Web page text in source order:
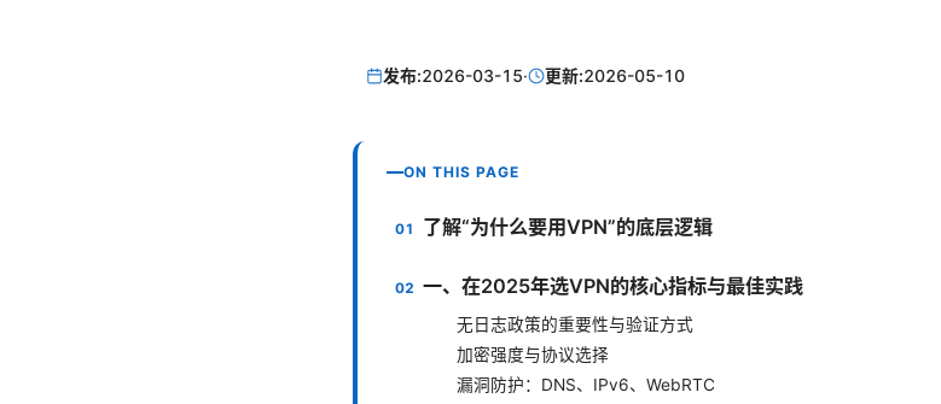
发布:2026-03-15· 更新:2026-05-10
ON THIS PAGE
了解“为什么要用VPN”的底层逻辑
一、在2025年选VPN的核心指标与最佳实践
无日志政策的重要性与验证方式
加密强度与协议选择
漏洞防护：DNS、IPv6、WebRTC